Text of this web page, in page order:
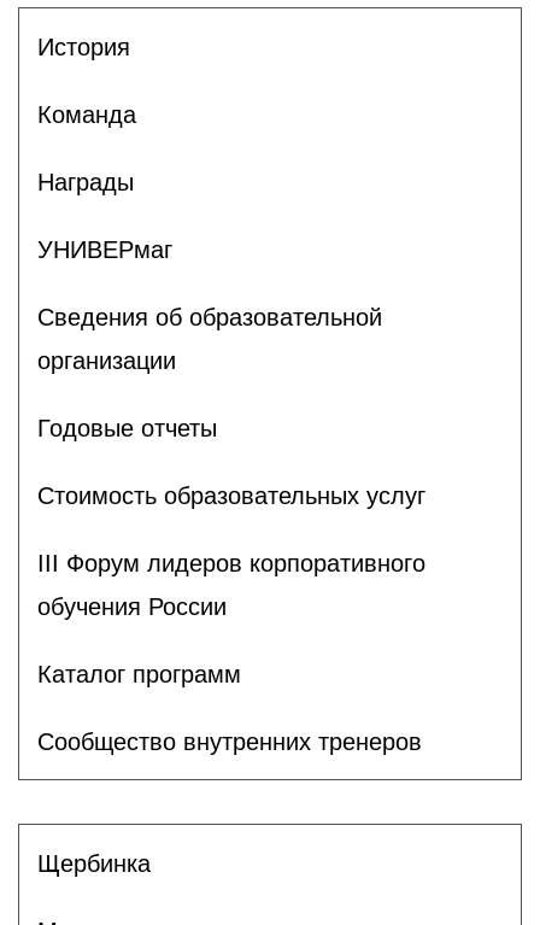
История
Команда
Награды
УНИВЕРмаг
Сведения об образовательной
организации
Годовые отчеты
Стоимость образовательных услуг
III Форум лидеров корпоративного
обучения России
Каталог программ
Сообщество внутренних тренеров
Щербинка